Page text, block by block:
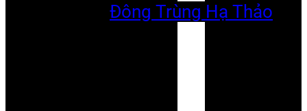
Đông Trùng Hạ Thảo